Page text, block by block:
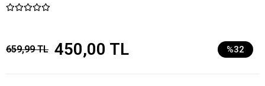
659,99 TL 450,00 TL %32